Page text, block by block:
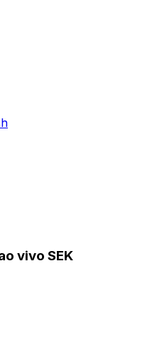
vivo SEK